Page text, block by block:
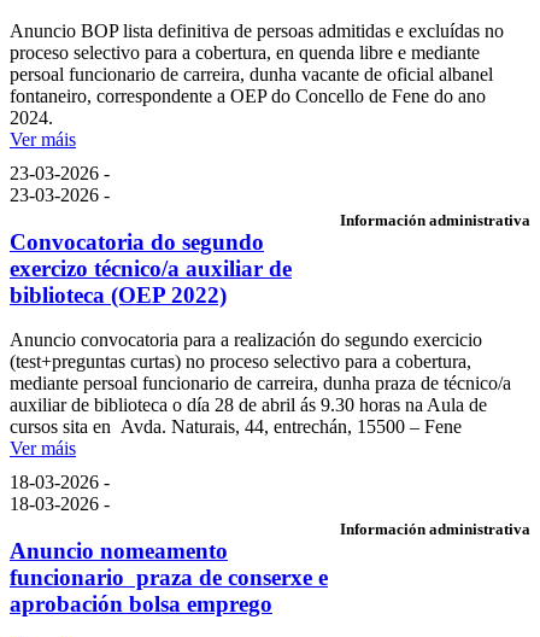
Anuncio BOP lista definitiva de persoas admitidas e excluídas no
proceso selectivo para a cobertura, en quenda libre e mediante
persoal funcionario de carreira, dunha vacante de oficial albanel
fontaneiro, correspondente a OEP do Concello de Fene do ano
2024.
Ver máis
23-03-2026 -
23-03-2026 -
Información administrativa
Convocatoria do segundo
exercizo técnico/a auxiliar de
biblioteca (OEP 2022)
Anuncio convocatoria para a realización do segundo exercicio
(test+preguntas curtas) no proceso selectivo para a cobertura,
mediante persoal funcionario de carreira, dunha praza de técnico/a
auxiliar de biblioteca o día 28 de abril ás 9.30 horas na Aula de
cursos sita en Avda. Naturais, 44, entrechán, 15500 – Fene
Ver máis
18-03-2026 -
18-03-2026 -
Información administrativa
Anuncio nomeamento
funcionario praza de conserxe e
aprobación bolsa emprego